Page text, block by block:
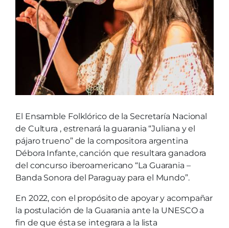
El Ensamble Folklórico de la Secretaría Nacional
de Cultura , estrenará la guarania “Juliana y el
pájaro trueno” de la compositora argentina
Débora Infante, canción que resultara ganadora
del concurso iberoamericano “La Guarania –
Banda Sonora del Paraguay para el Mundo”.
En 2022, con el propósito de apoyar y acompañar
la postulación de la Guarania ante la UNESCO a
fin de que ésta se integrara a la lista